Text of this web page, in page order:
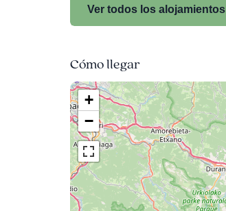
Ver todos los alojamientos
Cómo llegar
+
−